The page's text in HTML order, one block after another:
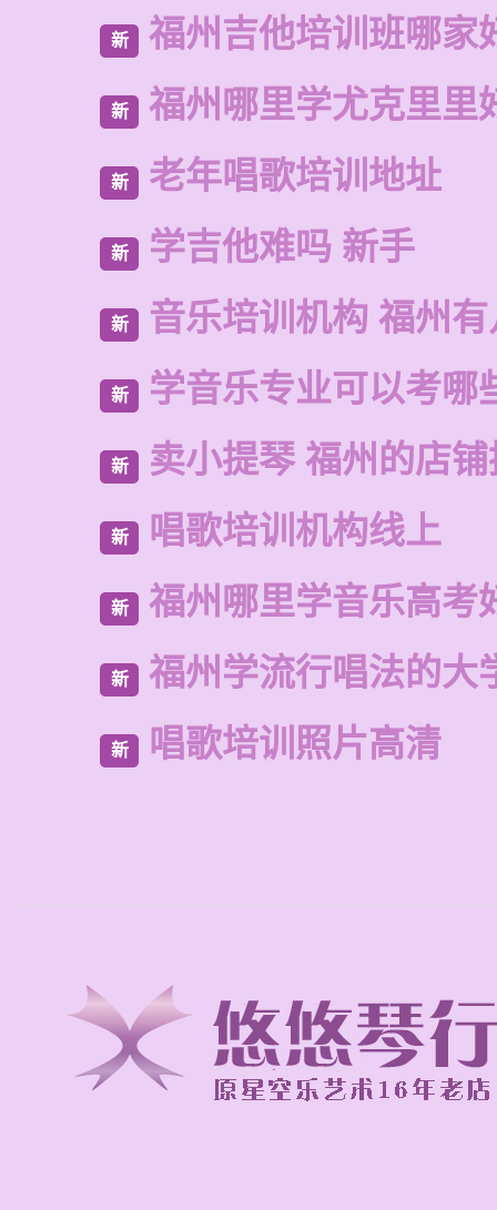
新 福州吉他培训班哪家
新 福州哪里学尤克里里
新 老年唱歌培训地址
新 学吉他难吗 新手
新 音乐培训机构 福州
新 学音乐专业可以考哪
新 卖小提琴 福州的店
新 唱歌培训机构线上
新 福州哪里学音乐高考
新 福州学流行唱法的大
新 唱歌培训照片高清